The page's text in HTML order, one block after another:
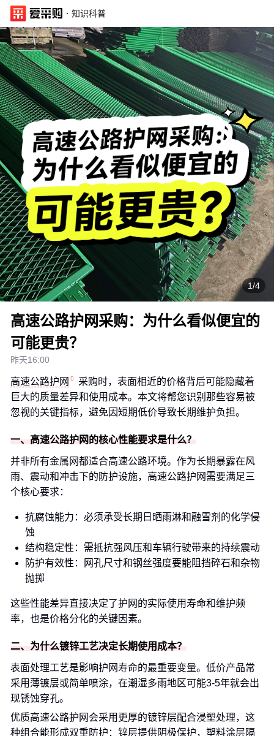
· 知识科普
1/4
高速公路护网采购：为什么看似便宜的
可能更贵？
昨天16:00
高速公路护网
采购时，表面相近的价格背后可能隐藏着
巨大的质量差异和使用成本。本文将帮您识别那些容易被
忽视的关键指标，避免因短期低价导致长期维护负担。
一、高速公路护网的核心性能要求是什么？
并非所有金属网都适合高速公路环境。作为长期暴露在风
雨、震动和冲击下的防护设施，高速公路护网需要满足三
个核心要求：
抗腐蚀能力：必须承受长期日晒雨淋和融雪剂的化学侵
蚀
结构稳定性：需抵抗强风压和车辆行驶带来的持续震动
防护有效性：网孔尺寸和钢丝强度要能阻挡碎石和杂物
抛掷
这些性能差异直接决定了护网的实际使用寿命和维护频
率，也是价格分化的关键因素。
二、为什么镀锌工艺决定长期使用成本？
表面处理工艺是影响护网寿命的最重要变量。低价产品常
采用薄镀层或简单喷涂，在潮湿多雨地区可能3-5年就会出
现锈蚀穿孔。
优质高速公路护网会采用更厚的镀锌层配合浸塑处理，这
种组合能形成双重防护：锌层提供阴极保护，塑料涂层隔